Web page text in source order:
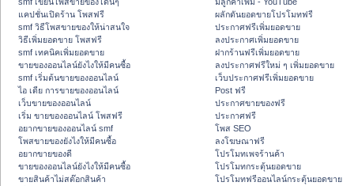
แคปชั่นเปิดร้าน โพสฟรี
smf วิธีโพสขายของให้น่าสนใจ
วิธีเพิ่มยอดขาย โพสฟรี
smf เทคนิคเพิ่มยอดขาย
ขายของออนไลน์ยังไงให้มีคนซื้อ
smf เริ่มต้นขายของออนไลน์
ไอ เดีย การขายของออนไลน์
เว็บขายของออนไลน์
เริ่ม ขายของออนไลน์ โพสฟรี
อยากขายของออนไลน์ smf
โพสขายของยังไงให้มีคนซื้อ
อยากขายของดี
ขายของออนไลน์ยังไงให้มีคนซื้อ
ขายสินค้าไม่สต๊อกสินค้า
ผลักดันยอดขายโปรโมทฟรี
ประกาศฟรีเพิ่มยอดขาย
ลงประกาศเพิ่มยอดขาย
ฝากร้านฟรีเพิ่มยอดขาย
ลงประกาศฟรีใหม่ ๆ เพิ่มยอดขาย
เว็บประกาศฟรีเพิ่มยอดขาย
Post ฟรี
ประกาศขายของฟรี
ประกาศฟรี
โพส SEO
ลงโฆษณาฟรี
โปรโมทเพจร้านค้า
โปรโมทกระตุ้นยอดขาย
โปรโมทฟรีออนไลน์กระตุ้นยอดขาย